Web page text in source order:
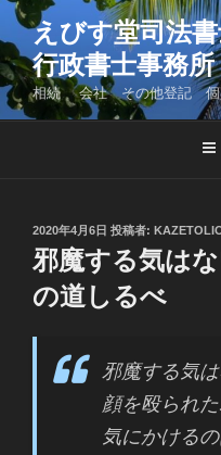
コ
ン
テ
ン
ツ
えびす堂司法
行政書士事務所
相続 会社 その他登記 個
投
稿
日:
2020年4月6日 投稿者:
邪魔する気は
の道しるべ
邪魔する気
顔を殴られ
気にかける